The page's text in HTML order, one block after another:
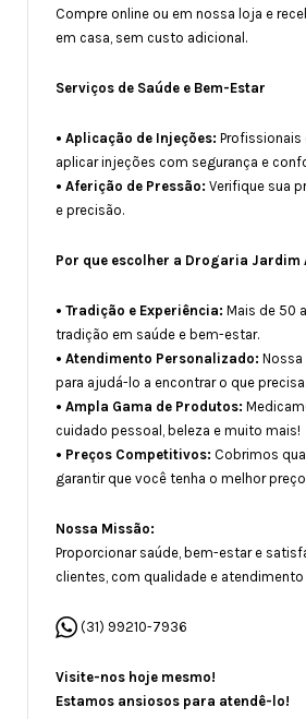
Compre online ou em nossa loja e
em casa, sem custo adicional.
Serviços de Saúde e Bem-Estar
• Aplicação de Injeções:
aplicar injeções com segurança e
• Aferição de Pressão: Verifique sua
e precisão.
Por que escolher a Drogaria Jardim
• Tradição e Experiência: Mais de 50
tradição em saúde e bem-estar.
• Atendimento Personalizado: Nossa
para ajudá-lo a encontrar o que precisa.
• Ampla Gama de Produtos:
cuidado pessoal, beleza e muito mais!
• Preços Competitivos: Cobrimos
garantir que você tenha o melhor
Nossa Missão:
Proporcionar saúde, bem-estar e
clientes, com qualidade e
(31) 99210-7936
Visite-nos hoje mesmo!
Estamos ansiosos para atendê-lo!